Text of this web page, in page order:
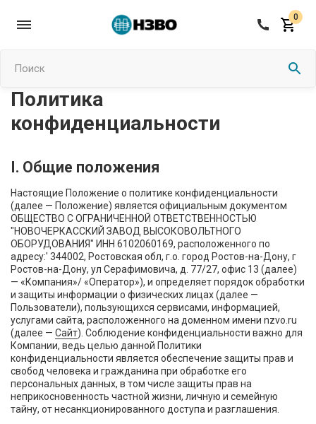
0
Поиск
Политика
конфиденциальности
I. Общие положения
Настоящие Положение о политике конфиденциальности
(далее — Положение) является официальным документом
ОБЩЕСТВО С ОГРАНИЧЕННОЙ ОТВЕТСТВЕННОСТЬЮ
"НОВОЧЕРКАССКИЙ ЗАВОД ВЫСОКОВОЛЬТНОГО
ОБОРУДОВАНИЯ" ИНН 6102060169, расположенного по
адресу:' 344002, Ростовская обл, г.о. город Ростов-на-Дону, г
Ростов-на-Дону, ул Серафимовича, д. 77/27, офис 13 (далее)
— «Компания»/ «Оператор»), и определяет порядок обработки
и защиты информации о физических лицах (далее —
Пользователи), пользующихся сервисами, информацией,
услугами сайта, расположенного на доменном имени nzvo.ru
(далее — Сайт). Соблюдение конфиденциальности важно для
Компании, ведь целью данной Политики
конфиденциальности является обеспечение защиты прав и
свобод человека и гражданина при обработке его
персональных данных, в том числе защиты прав на
неприкосновенность частной жизни, личную и семейную
тайну, от несанкционированного доступа и разглашения.